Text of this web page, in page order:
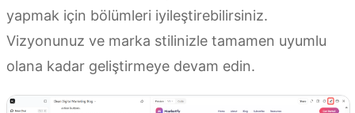
yapmak için bölümleri iyileştirebilirsiniz.
Vizyonunuz ve marka stilinizle tamamen uyumlu
olana kadar geliştirmeye devam edin.